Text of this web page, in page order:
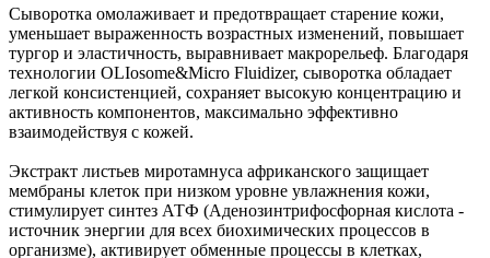
Сыворотка омолаживает и предотвращает старение кожи,
уменьшает выраженность возрастных изменений, повышает
тургор и эластичность, выравнивает макрорельеф. Благодаря
технологии ОLIosome&Micro Fluidizer, сыворотка обладает
легкой консистенцией, сохраняет высокую концентрацию и
активность компонентов, максимально эффективно
взаимодействуя с кожей.
Экстракт листьев миротамнуса африканского защищает
мембраны клеток при низком уровне увлажнения кожи,
стимулирует синтез АТФ (Аденозинтрифосфорная кислота -
источник энергии для всех биохимических процессов в
организме), активирует обменные процессы в клетках,